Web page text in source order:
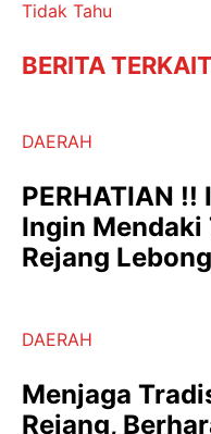
Tidak Tahu
BERITA TERKAIT
DAERAH
PERHATIAN
Ingin Mendaki
Rejang
DAERAH
Menjaga
Rejang,